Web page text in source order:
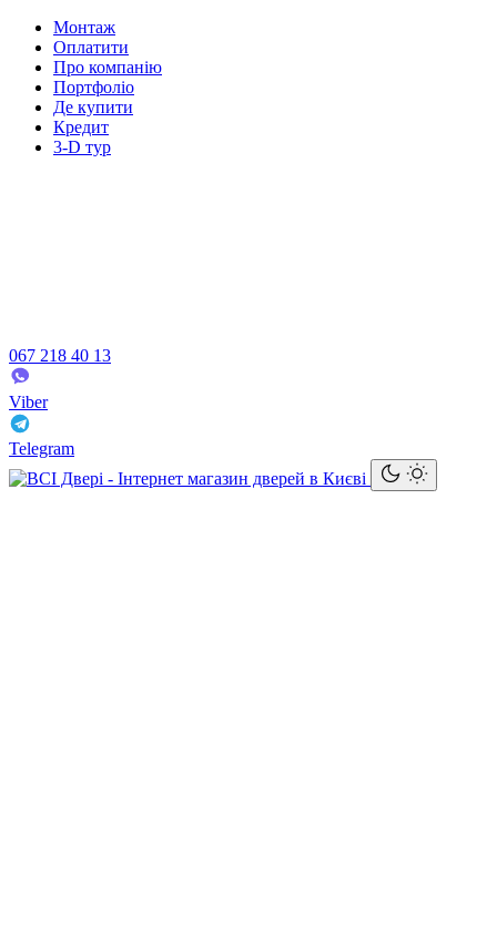
Монтаж
Оплатити
Про компанію
Портфоліо
Де купити
Кредит
3-D тур
067 218 40 13
Viber
Telegram